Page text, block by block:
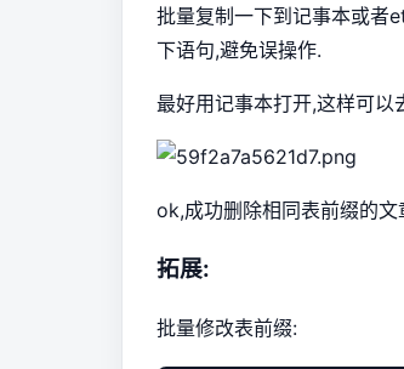
批量复制一下到记事本或者
下语句,避免误操作.
最好用记事本打开,这样可
ok,成功删除相同表前缀的文
拓展:
批量修改表前缀: